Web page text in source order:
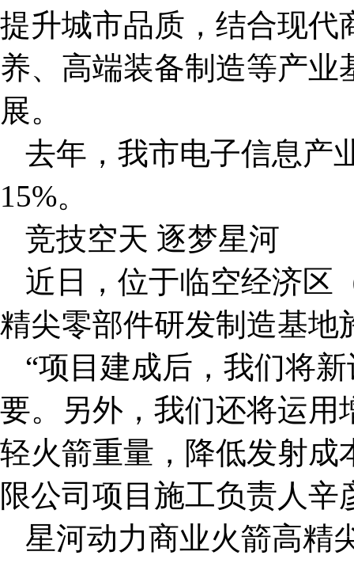
提升城市品质，结合现代
养、高端装备制造等产
展。
去年，我市电子信息产
15%。
竞技空天 逐梦星河
近日，位于临空经济区
精尖零部件研发制造基地
“项目建成后，我们将
要。另外，我们还将运用
轻火箭重量，降低发射成
限公司项目施工负责人辛
星河动力商业火箭高精